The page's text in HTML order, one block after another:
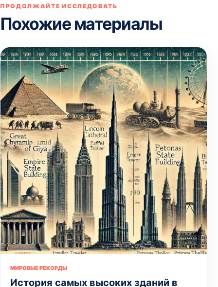
ПРОДОЛЖАЙТЕ ИССЛЕДОВАТЬ
Похожие материалы
МИРОВЫЕ РЕКОРДЫ
История самых высоких зданий в